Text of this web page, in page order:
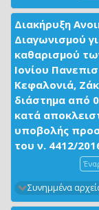
Διακήρυξη
Διαγωνισμού
καθαρισμού
Ιονίου
Κεφαλονιά,
διάστημα από
κατά
υποβολής
του ν. 4412/
Συνημμένα